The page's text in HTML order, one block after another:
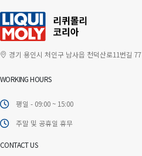
경기 용인시 처인구 남사읍 천덕산로11번길 77
WORKING HOURS
평일 - 09:00 ~ 15:00
주말 및 공휴일 휴무
CONTACT US